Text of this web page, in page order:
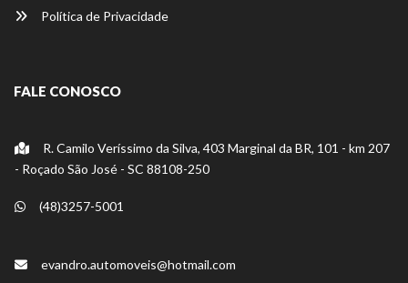
Política de Privacidade
FALE CONOSCO
R. Camilo Veríssimo da Silva, 403 Marginal da BR, 101 - km 207
- Roçado São José - SC 88108-250
(48)3257-5001
evandro.automoveis@hotmail.com